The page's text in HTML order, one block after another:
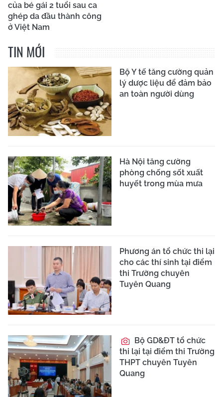
của bé gái 2 tuổi sau ca
ghép da đầu thành công
ở Việt Nam
TIN MỚI
Bộ Y tế tăng cường quản
lý dược liệu để đảm bảo
an toàn người dùng
Hà Nội tăng cường
phòng chống sốt xuất
huyết trong mùa mưa
Phương án tổ chức thi lại
cho các thí sinh tại điểm
thi Trường chuyên
Tuyên Quang
Bộ GD&ĐT tổ chức
thi lại tại điểm thi Trường
THPT chuyên Tuyên
Quang